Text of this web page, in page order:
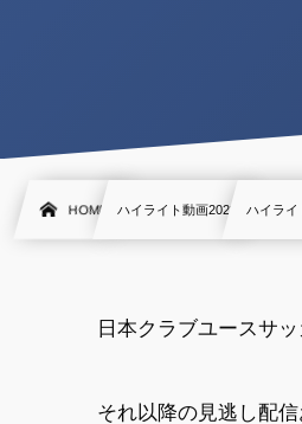
HOME ハイライト動画2022 ハイライ
日本クラブユースサ
それ以降の見逃し配